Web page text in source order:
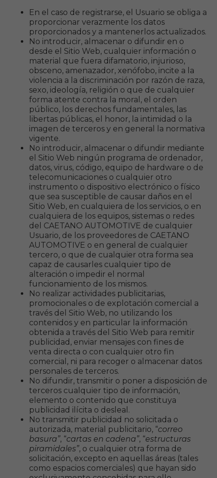
En el caso de registrarse, el Usuario se obliga a
proporcionar verazmente los datos
proporcionados y a mantenerlos actualizados.
No introducir, almacenar o difundir en o
desde el Sitio Web, cualquier información o
material que fuera difamatorio, injurioso,
obsceno, amenazador, xenófobo, incite a la
violencia a la discriminación por razón de raza,
sexo, ideología, religión o que de cualquier
forma atente contra la moral, el orden
público, los derechos fundamentales, las
libertas públicas, el honor, la intimidad o la
imagen de terceros y en general la normativa
vigente.
No introducir, almacenar o difundir mediante
el Sitio Web ningún programa de ordenador,
datos, virus, código, equipo de hardware o de
telecomunicaciones o cualquier otro
instrumento o dispositivo electrónico o físico
que sea susceptible de causar daños en el
Sitio Web, en cualquiera de los servicios, o en
cualquiera de los equipos, sistemas o redes
del CAETANO AUTOMOTIVE de cualquier
Usuario, de los proveedores de CAETANO
AUTOMOTIVE o en general de cualquier
tercero, o que de cualquier otra forma sea
capaz de causarles cualquier tipo de
alteración o impedir el normal
funcionamiento de los mismos.
No realizar actividades publicitarias,
promocionales o de explotación comercial a
través del Sitio Web, no utilizando los
contenidos y en particular la información
obtenida a través del Sitio Web para remitir
publicidad, enviar mensajes con fines de
venta directa o con cualquier otro fin
comercial, ni para recoger o almacenar datos
personales de terceros.
No difundir, transmitir o poner a disposición de
terceros cualquier tipo de información,
elemento o contenido que constituya
publicidad ilícita o desleal.
No transmitir publicidad no solicitada o
autorizada, material publicitario, “correo
basura”, “cartas en cadena”, “estructuras
piramidales”, o cualquier otra forma de
solicitación, excepto en aquellas áreas (tales
como espacios comerciales) que hayan sido